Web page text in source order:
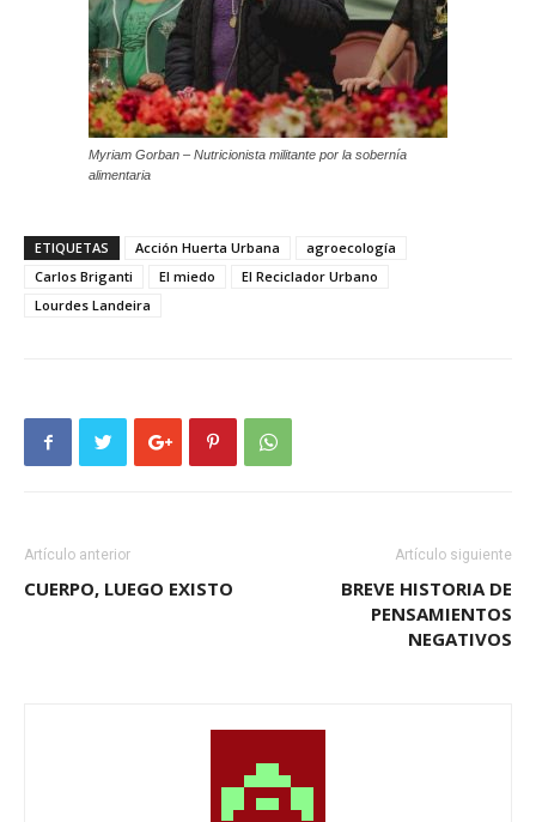
Myriam Gorban – Nutricionista militante por la sobernía
alimentaria
ETIQUETAS Acción Huerta Urbana
agroecología
Carlos Briganti
El miedo
El Reciclador Urbano
Lourdes Landeira
Artículo anterior
CUERPO, LUEGO EXISTO
Artículo siguiente
BREVE HISTORIA DE
PENSAMIENTOS
NEGATIVOS